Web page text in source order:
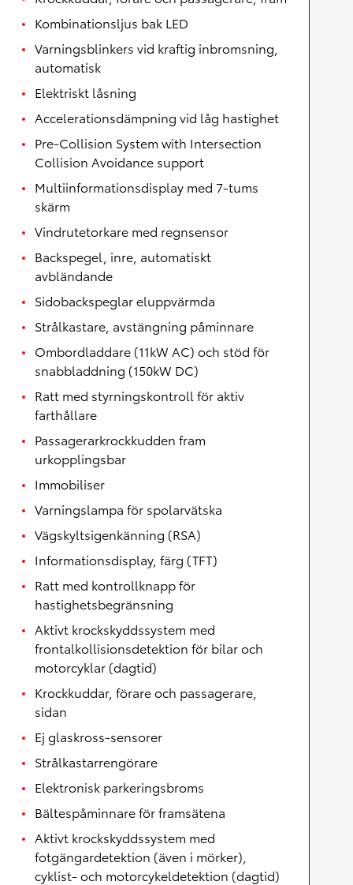
Kombinationsljus bak LED
Varningsblinkers vid kraftig inbromsning,
automatisk
Elektriskt låsning
Accelerationsdämpning vid låg hastighet
Pre-Collision System with Intersection
Collision Avoidance support
Multiinformationsdisplay med 7-tums
skärm
Vindrutetorkare med regnsensor
Backspegel, inre, automatiskt
avbländande
Sidobackspeglar eluppvärmda
Strålkastare, avstängning påminnare
Ombordladdare (11kW AC) och stöd för
snabbladdning (150kW DC)
Ratt med styrningskontroll för aktiv
farthållare
Passagerarkrockkudden fram
urkopplingsbar
Immobiliser
Varningslampa för spolarvätska
Vägskyltsigenkänning (RSA)
Informationsdisplay, färg (TFT)
Ratt med kontrollknapp för
hastighetsbegränsning
Aktivt krockskyddssystem med
frontalkollisionsdetektion för bilar och
motorcyklar (dagtid)
Krockkuddar, förare och passagerare,
sidan
Ej glaskross-sensorer
Strålkastarrengörare
Elektronisk parkeringsbroms
Bältespåminnare för framsätena
Aktivt krockskyddssystem med
fotgängardetektion (även i mörker),
cyklist- och motorcykeldetektion (dagtid)